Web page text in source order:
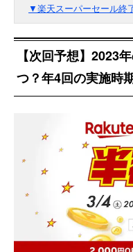
▼楽天スーパーセール終
【次回予想】2023
つ？年4回の実施時